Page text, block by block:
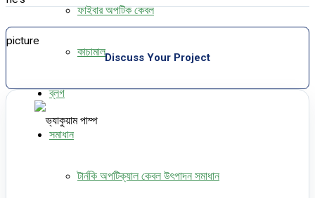
ফাইবার অপটিক কেবল
কাচামাল
ব্লগ
সমাধান
টার্নকি অপটিক্যাল কেবল উৎপাদন সমাধান
Discuss Your Project